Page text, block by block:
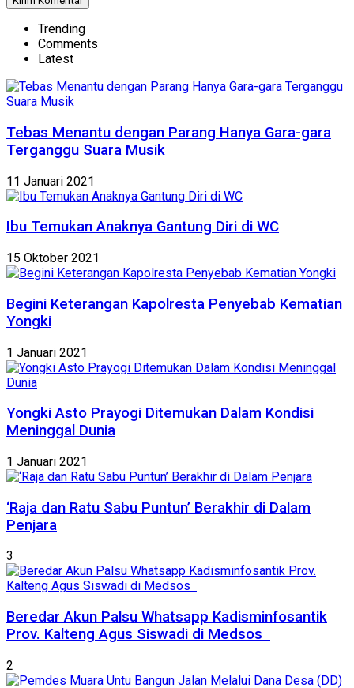
Trending
Comments
Latest
Tebas Menantu dengan Parang Hanya Gara-gara
Terganggu Suara Musik
11 Januari 2021
Ibu Temukan Anaknya Gantung Diri di WC
15 Oktober 2021
Begini Keterangan Kapolresta Penyebab Kematian
Yongki
1 Januari 2021
Yongki Asto Prayogi Ditemukan Dalam Kondisi
Meninggal Dunia
1 Januari 2021
‘Raja dan Ratu Sabu Puntun’ Berakhir di Dalam
Penjara
3
Beredar Akun Palsu Whatsapp Kadisminfosantik
Prov. Kalteng Agus Siswadi di Medsos
2